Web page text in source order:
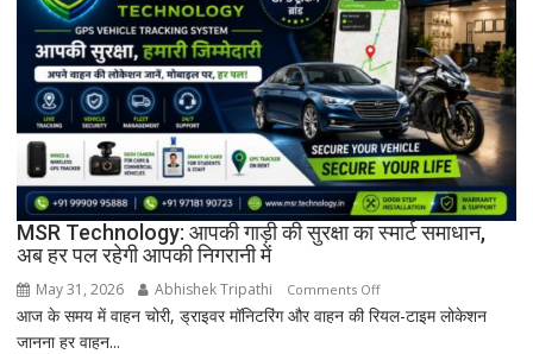
खजाना,
375
वर्ष
पुरानी
तालपत्र
पांडुलिपि
सहित
38
दुर्लभ
MSR Technology: आपकी गाड़ी की सुरक्षा का स्मार्ट समाधान,
अब हर पल रहेगी आपकी निगरानी में
May 31, 2026 Abhishek Tripathi Comments Offon
MSR
आज के समय में वाहन चोरी, ड्राइवर मॉनिटरिंग और वाहन की रियल-टाइम लोकेशन
जानना हर वाहन...